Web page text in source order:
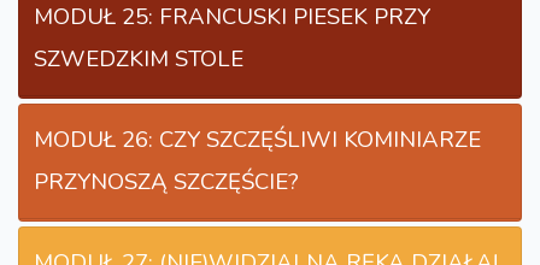
MODUŁ 25: FRANCUSKI PIESEK PRZY
SZWEDZKIM STOLE
MODUŁ 26: CZY SZCZĘŚLIWI KOMINIARZE
PRZYNOSZĄ SZCZĘŚCIE?